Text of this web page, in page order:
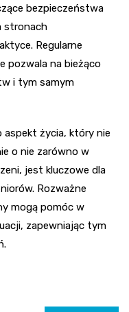
bezpieczeństwa
stronach
Regularne
pozwala na bieżąco
i tym samym
życia, który nie
o nie zarówno w
jest kluczowe dla
Rozważne
mogą pomóc w
zapewniając tym